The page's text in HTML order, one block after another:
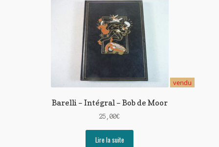
vendu
Barelli – Intégral – Bob de Moor
25,00€
Lire la suite